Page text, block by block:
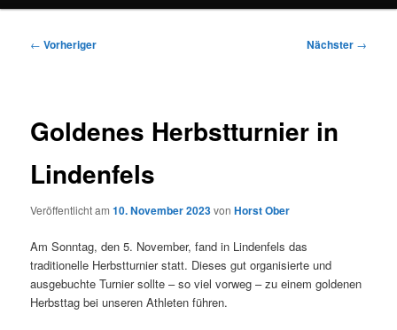
Beitragsnavigation
← Vorheriger Nächster →
Goldenes Herbstturnier in
Lindenfels
Veröffentlicht am10. November 2023vonHorst Ober
Am Sonntag, den 5. November, fand in Lindenfels das
traditionelle Herbstturnier statt. Dieses gut organisierte und
ausgebuchte Turnier sollte – so viel vorweg – zu einem goldenen
Herbsttag bei unseren Athleten führen.